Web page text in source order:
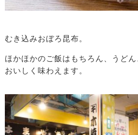
むき込みおぼろ昆布。
ほかほかのご飯はもちろん、うど
おいしく味わえます。